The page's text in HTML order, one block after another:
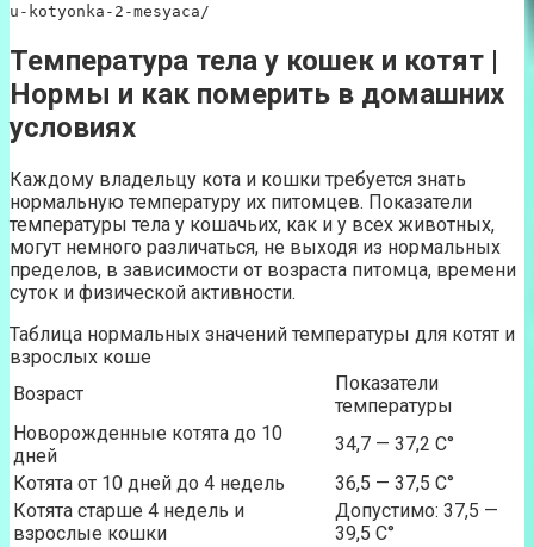
u-kotyonka-2-mesyaca/
Температура тела у кошек и котят |
Нормы и как померить в домашних
условиях
Каждому владельцу кота и кошки требуется знать
нормальную температуру их питомцев. Показатели
температуры тела у кошачьих, как и у всех животных,
могут немного различаться, не выходя из нормальных
пределов, в зависимости от возраста питомца, времени
суток и физической активности.
Таблица нормальных значений температуры для котят и
взрослых коше
Возраст
Показатели
температуры
Новорожденные котята до 10
дней
34,7 — 37,2 C°
Котята от 10 дней до 4 недель
36,5 — 37,5 C°
Котята старше 4 недель и
взрослые кошки
Допустимо: 37,5 —
39,5 C°